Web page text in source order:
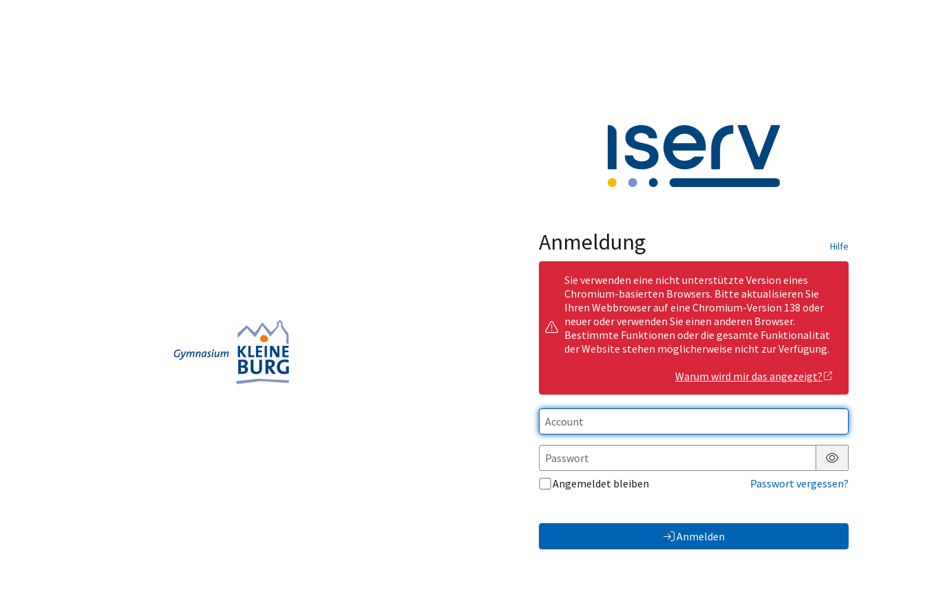
Anmeldung Hilfe
Sie verwenden eine nicht unterstützte Version eines
Chromium-basierten Browsers. Bitte aktualisieren Sie
Ihren Webbrowser auf eine Chromium-Version 138 oder
neuer oder verwenden Sie einen anderen Browser.
Bestimmte Funktionen oder die gesamte Funktionalität
der Website stehen möglicherweise nicht zur Verfügung.
Warum wird mir das angezeigt?
Passwort anzeigen
Angemeldet bleiben
Passwort vergessen?
Anmelden